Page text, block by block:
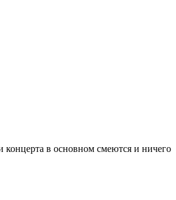
в основном смеются и ничего